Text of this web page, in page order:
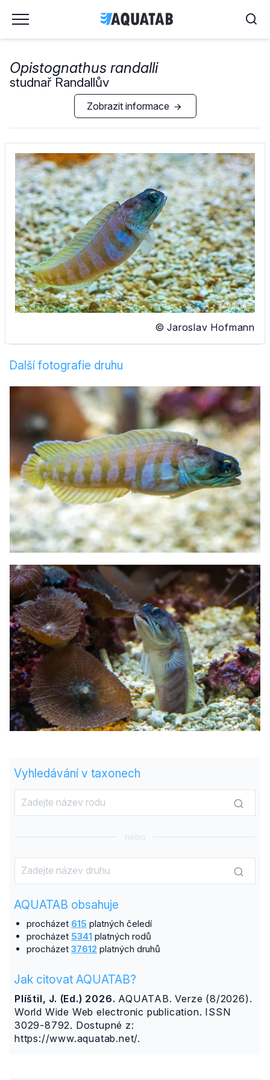
Opistognathus randalli
studnař Randallův
Zobrazit informace
© Jaroslav Hofmann
Další fotografie druhu
Vyhledávání v taxonech
nebo
AQUATAB obsahuje
procházet 615 platných čeledí
procházet 5341 platných rodů
procházet 37612 platných druhů
Jak citovat AQUATAB?
Plíštil, J. (Ed.) 2026. AQUATAB. Verze (8/2026).
World Wide Web electronic publication. ISSN
3029-8792. Dostupné z:
https://www.aquatab.net/.